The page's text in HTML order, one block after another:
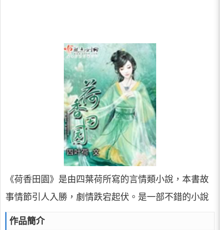
《荷香田園》是由四葉荷所寫的言情類小說，本書故
事情節引人入勝，劇情跌宕起伏。是一部不錯的小說
作品簡介